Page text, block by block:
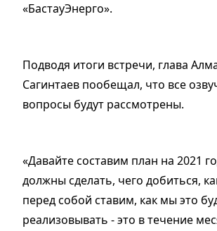
«БастауЭнерго».
Подводя итоги встречи, глава
Сагинтаев пообещал, что все
вопросы будут рассмотрены.
«Давайте составим план на 2021
должны сделать, чего добиться,
перед собой ставим, как мы это
реализовывать - это в течение